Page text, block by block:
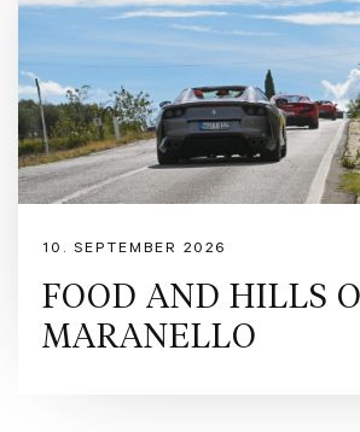
10. SEPTEMBER 2026
FOOD AND HILLS
MARANELLO